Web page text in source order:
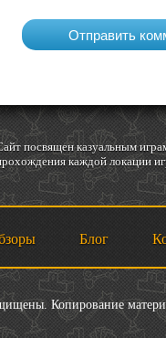
посвящен казуальным
каждой локации
Блог
Копирование